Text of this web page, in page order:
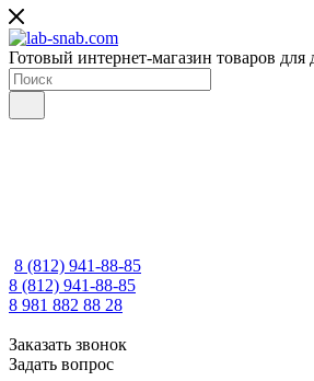
Готовый интернет-магазин товаров для
8 (812) 941-88-85
8 (812) 941-88-85
8 981 882 88 28
Заказать звонок
Задать вопрос